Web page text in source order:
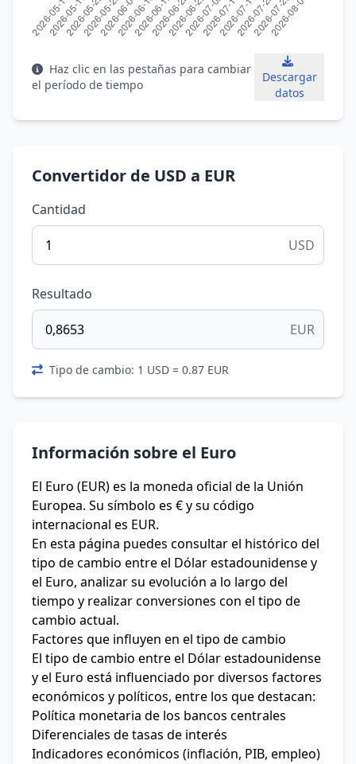
Haz clic en las pestañas para cambiar
el período de tiempo
Descargar
datos
Convertidor de USD a EUR
Cantidad
USD
Resultado
EUR
Tipo de cambio: 1 USD = 0.87 EUR
Información sobre el Euro
El Euro (EUR) es la moneda oficial de la Unión
Europea. Su símbolo es € y su código
internacional es EUR.
En esta página puedes consultar el histórico del
tipo de cambio entre el Dólar estadounidense y
el Euro, analizar su evolución a lo largo del
tiempo y realizar conversiones con el tipo de
cambio actual.
Factores que influyen en el tipo de cambio
El tipo de cambio entre el Dólar estadounidense
y el Euro está influenciado por diversos factores
económicos y políticos, entre los que destacan:
Política monetaria de los bancos centrales
Diferenciales de tasas de interés
Indicadores económicos (inflación, PIB, empleo)